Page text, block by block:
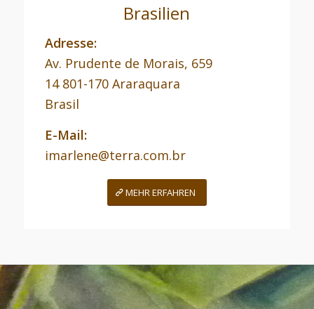
Brasilien
Adresse:
Av. Prudente de Morais, 659
14 801-170 Araraquara
Brasil
E-Mail:
imarlene@terra.com.br
MEHR ERFAHREN